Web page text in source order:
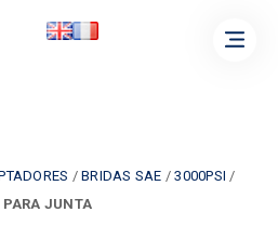
/ BRIDAS SAE /3000PSI /
PARA JUNTA